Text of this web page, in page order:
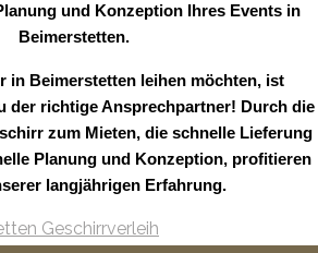
und Konzeption Ihres Events in
Beimerstetten.
in Beimerstetten leihen möchten, ist
der richtige Ansprechpartner! Durch die
zum Mieten, die schnelle Lieferung
Planung und Konzeption, profitieren
langjährigen Erfahrung.